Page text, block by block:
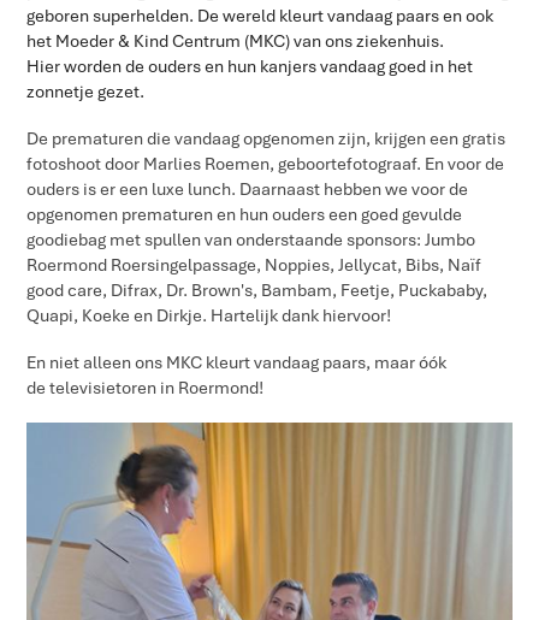
geboren superhelden. De wereld kleurt vandaag paars en ook
het Moeder & Kind Centrum (MKC) van ons ziekenhuis.
Hier worden de ouders en hun kanjers vandaag goed in het
zonnetje gezet.
De prematuren die vandaag opgenomen zijn, krijgen een gratis
fotoshoot door Marlies Roemen, geboortefotograaf. En voor de
ouders is er een luxe lunch. Daarnaast hebben we voor de
opgenomen prematuren en hun ouders een goed gevulde
goodiebag met spullen van onderstaande sponsors: Jumbo
Roermond Roersingelpassage, Noppies, Jellycat, Bibs, Naïf
good care, Difrax, Dr. Brown's, Bambam, Feetje, Puckababy,
Quapi, Koeke en Dirkje. Hartelijk dank hiervoor!
En niet alleen ons​ MKC kleurt vandaag paars, maar óók
de televisietoren in Roermond!​​​​